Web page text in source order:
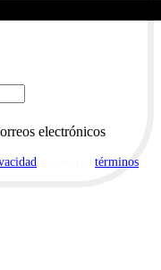
electrónicos
términos